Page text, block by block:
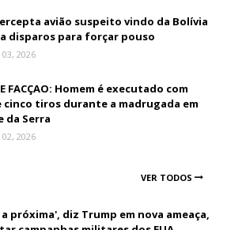
avião suspeito vindo da Bolívia
disparos para forçar pouso
2026
FACÇAO: Homem é executado com
cinco tiros durante a madrugada em
da Serra
2026
VER TODOS
a próxima', diz Trump em nova ameaça,